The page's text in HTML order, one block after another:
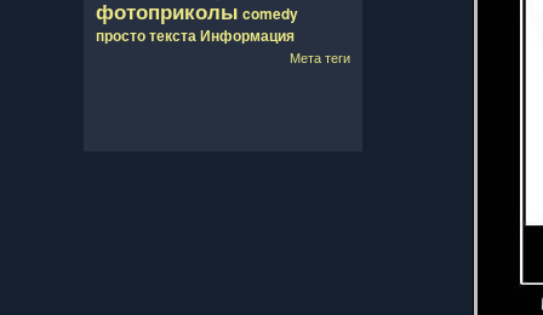
фотоприколы comedy
простотекстаИнформация
Мета теги